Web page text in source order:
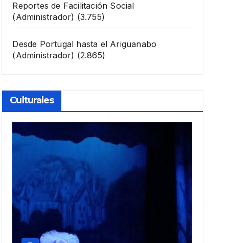
Reportes de Facilitación Social
(Administrador) (3.755)
Desde Portugal hasta el Ariguanabo
(Administrador) (2.865)
Culturales